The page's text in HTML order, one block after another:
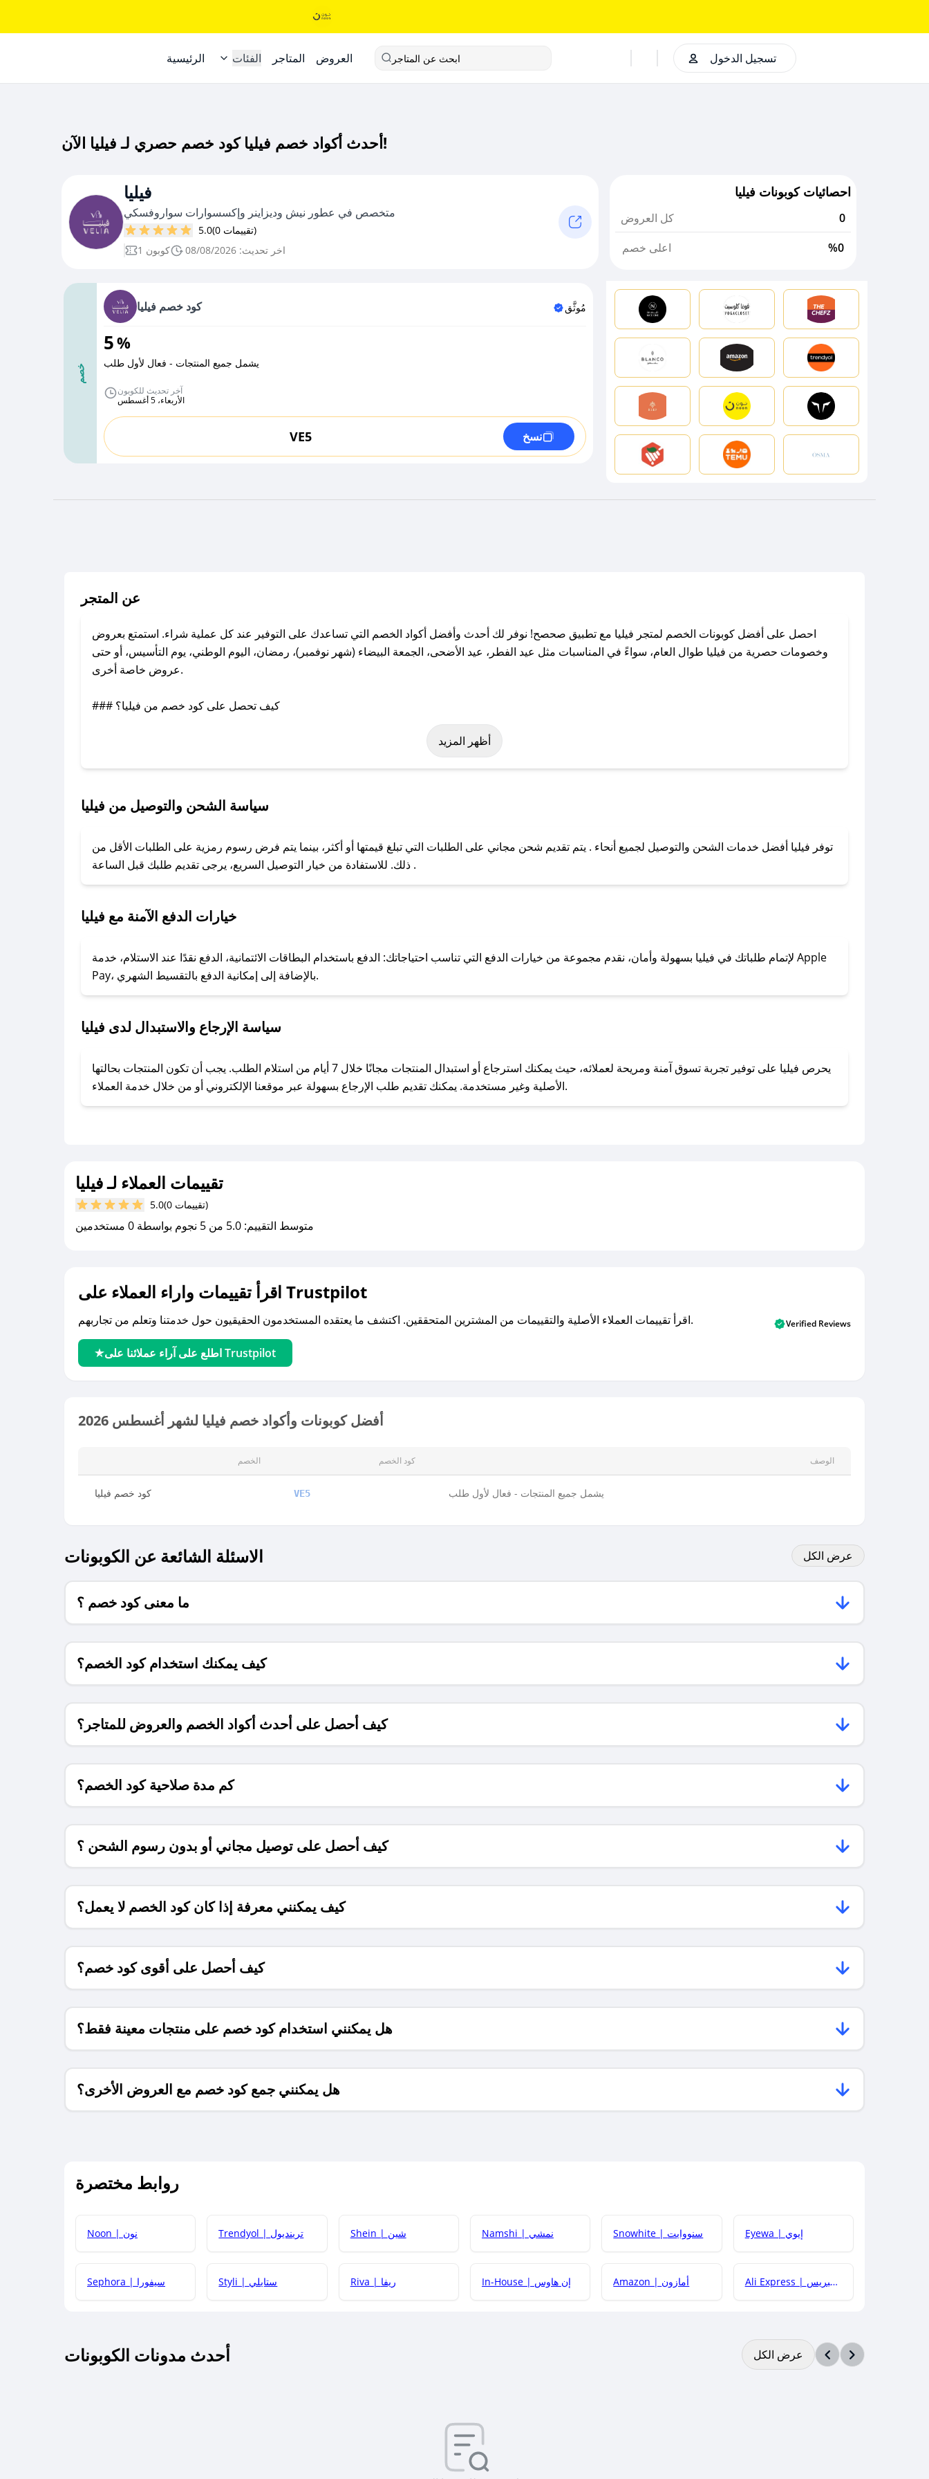
الرئيسية الفئات المتاجر العروض ابحث عن المتاجر تسجيل الدخول
أحدث أكواد خصم فيليا كود خصم حصري لـ فيليا الآن!
فيليا
متخصص في عطور نيش وديزاينر وإكسسوارات سواروفسكي
5.0
(0 تقييمات)
1 كوبون
اخر تحديث: 08/08/2026
احصائيات كوبونات فيليا
كل العروض
0
اعلى خصم
%0
خصم
كود خصم فيليا مُوثَّق
5%
يشمل جميع المنتجات - فعال لأول طلب
آخر تحديث للكوبون
الأربعاء، 5 أغسطس
VE5 نسخ
عن المتجر
احصل على أفضل كوبونات الخصم لمتجر فيليا مع تطبيق صحصح! نوفر لك أحدث وأفضل أكواد الخصم التي تساعدك على التوفير عند كل عملية شراء. استمتع بعروض
وخصومات حصرية من فيليا طوال العام، سواءً في المناسبات مثل عيد الفطر، عيد الأضحى، الجمعة البيضاء (شهر نوفمبر)، رمضان، اليوم الوطني، يوم التأسيس، أو حتى
عروض خاصة أخرى.
### كيف تحصل على كود خصم من فيليا؟
باستخدام تطبيق صحصح، يمكنك العثور بسهولة على كود خصم فيليا. وفي حال عدم توفر الكوبون، تواصل معنا عبر تويتر أو البريد الإلكتروني لإضافته بسرعة.
لا تقلق! يمكنك التواصل مع فريق دعم صحصح عبر الرسائل الخاصة على تويتر أو البريد الإلكتروني، وسنقوم بحل المشكلة في أسرع وقت ممكن.
### ماذا أفعل إذا لم أجد كود خصم لمتجري المفضل؟
للحصول على كوبونات وخصومات حصرية، قم بما يلي:
- اضغط على أيقونة متابعة لمتجر فيليا في تطبيق صحصح.
- تابع حسابنا الرسمي على تويتر وقم بتفعيل زر التنبيهات.
أظهر المزيد
سياسة الشحن والتوصيل من فيليا
توفر فيليا أفضل خدمات الشحن والتوصيل لجميع أنحاء . يتم تقديم شحن مجاني على الطلبات التي تبلغ قيمتها أو أكثر، بينما يتم فرض رسوم رمزية على الطلبات الأقل من
ذلك. للاستفادة من خيار التوصيل السريع، يرجى تقديم طلبك قبل الساعة .
خيارات الدفع الآمنة مع فيليا
لإتمام طلباتك في فيليا بسهولة وأمان، نقدم مجموعة من خيارات الدفع التي تناسب احتياجاتك: الدفع باستخدام البطاقات الائتمانية، الدفع نقدًا عند الاستلام، خدمة Apple
Pay، بالإضافة إلى إمكانية الدفع بالتقسيط الشهري.
سياسة الإرجاع والاستبدال لدى فيليا
يحرص فيليا على توفير تجربة تسوق آمنة ومريحة لعملائه، حيث يمكنك استرجاع أو استبدال المنتجات مجانًا خلال 7 أيام من استلام الطلب. يجب أن تكون المنتجات بحالتها
الأصلية وغير مستخدمة. يمكنك تقديم طلب الإرجاع بسهولة عبر موقعنا الإلكتروني أو من خلال خدمة العملاء.
تقييمات العملاء لـ فيليا
5.0 (0 تقييمات)
متوسط التقييم: 5.0 من 5 نجوم بواسطة 0 مستخدمين
اقرأ تقييمات واراء العملاء على Trustpilot
اقرأ تقييمات العملاء الأصلية والتقييمات من المشترين المتحققين. اكتشف ما يعتقده المستخدمون الحقيقيون حول خدمتنا وتعلم من تجاربهم.
اطلع على آراء عملائنا على Trustpilot
Verified Reviews
أفضل كوبونات وأكواد خصم فيليا لشهر أغسطس 2026
الخصم كود الخصم الوصف
كود خصم فيليا VE5 يشمل جميع المنتجات - فعال لأول طلب
الاسئلة الشائعة عن الكوبونات عرض الكل
ما معنى كود خصم ؟
كيف يمكنك استخدام كود الخصم؟
كيف أحصل على أحدث أكواد الخصم والعروض للمتاجر؟
كم مدة صلاحية كود الخصم؟
كيف أحصل على توصيل مجاني أو بدون رسوم الشحن ؟
كيف يمكنني معرفة إذا كان كود الخصم لا يعمل؟
كيف أحصل على أقوى كود خصم؟
هل يمكنني استخدام كود خصم على منتجات معينة فقط؟
هل يمكنني جمع كود خصم مع العروض الأخرى؟
روابط مختصرة
Noon | نون Trendyol | ترينديول Shein | شين Namshi | نمشي Snowhite | سنووايت Eyewa | إيوي
Sephora | سيفورا Styli | ستايلي Riva | ريفا In-House | إن هاوس Amazon | أمازون Ali Express | علي إكسبريس
أحدث مدونات الكوبونات عرض الكل